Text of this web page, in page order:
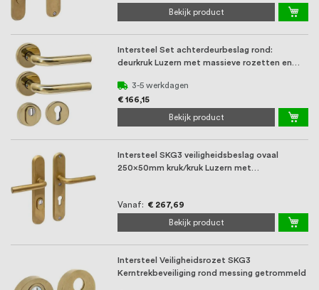
Bekijk product
Intersteel Set achterdeurbeslag rond:
deurkruk Luzern met massieve rozetten en
3-5 werkdagen
€ 166,15
Bekijk product
Intersteel SKG3 veiligheidsbeslag ovaal
250x50mm kruk/kruk Luzern met
Vanaf € 267,69
Bekijk product
Intersteel Veiligheidsrozet SKG3
Kerntrekbeveiliging rond messing getrommeld